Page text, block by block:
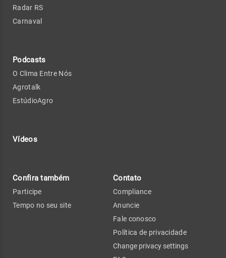
Radar RS
Carnaval
Podcasts
O Clima Entre Nós
Agrotalk
EstúdioAgro
Vídeos
Confira também
Participe
Tempo no seu site
Contato
Compliance
Anuncie
Fale conosco
Política de privacidade
Change privacy settings